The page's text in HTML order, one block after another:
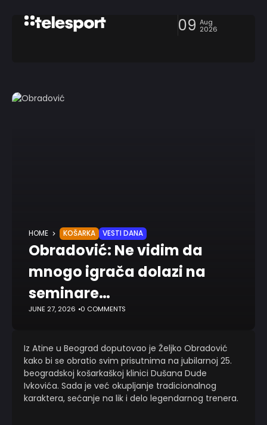
09 Aug
2026
HOME KOŠARKA VESTI DANA
Obradović: Ne vidim da
mnogo igrača dolazi na
seminare…
JUNE 27, 2026 0 COMMENTS
Iz Atine u Beograd doputovao je Željko Obradović
kako bi se obratio svim prisutnima na jubilarnoj 25.
beogradskoj košarkaškoj klinici Dušana Dude
Ivkovića. Sada je već okupljanje tradicionalnog
karaktera, sećanje na lik i delo legendarnog trenera.